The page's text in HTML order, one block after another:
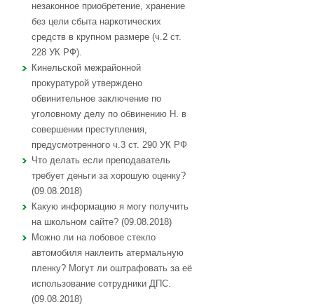
незаконное приобретение, хранение
без цели сбыта наркотических
средств в крупном размере (ч.2 ст.
228 УК РФ).
Кинельской межрайонной
прокуратурой утверждено
обвинительное заключение по
уголовному делу по обвинению Н. в
совершении преступления,
предусмотренного ч.3 ст. 290 УК РФ
Что делать если преподаватель
требует деньги за хорошую оценку?
(09.08.2018)
Какую информацию я могу получить
на школьном сайте? (09.08.2018)
Можно ли на лобовое стекло
автомобиля наклеить атермальную
пленку? Могут ли оштрафовать за её
использование сотрудники ДПС.
(09.08.2018)